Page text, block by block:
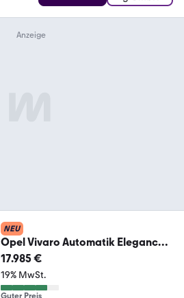
NEU
Opel Vivaro Automatik Elegance
Standheizung PDC 177Ps
17.985 €
19% MwSt.
Guter Preis